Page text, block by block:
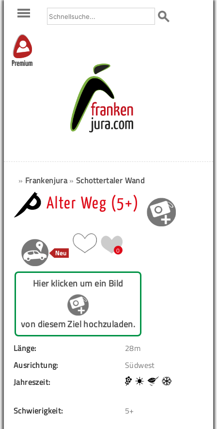
Premium
» Frankenjura»Schottertaler Wand
Alter Weg (5+)
0
Hier klicken um ein Bild
von diesem Ziel hochzuladen.
Länge:
28m
Ausrichtung:
Südwest
Jahreszeit:
Schwierigkeit: 5+